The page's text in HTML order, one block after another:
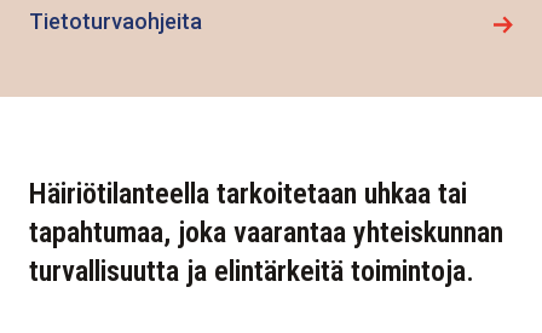
Tietoturvaohjeita
Häiriötilanteella tarkoitetaan uhkaa tai
tapahtumaa, joka vaarantaa yhteiskunnan
turvallisuutta ja elintärkeitä toimintoja.